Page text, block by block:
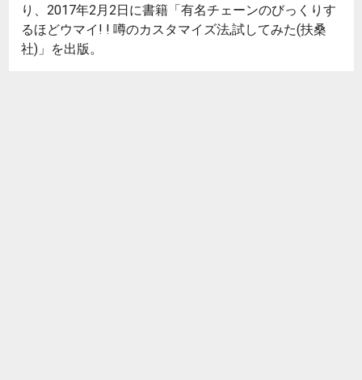
り、2017年2月2日に書籍「有名チェーンのびっくりす
るほどウマイ! ! 噂のカスタマイズ法,試してみた(扶桑
社)」を出版。